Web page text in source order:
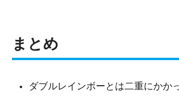
まとめ
ダブルレインボーとは二重にかか